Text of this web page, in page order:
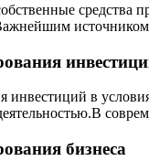
средства
инвестиций в
бизнеса